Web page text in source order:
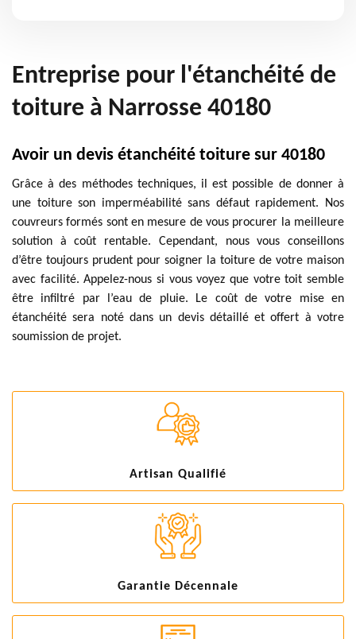
Entreprise pour l'étanchéité de
toiture à Narrosse 40180
Avoir un devis étanchéité toiture sur 40180
Grâce à des méthodes techniques, il est possible de donner à
une toiture son imperméabilité sans défaut rapidement. Nos
couvreurs formés sont en mesure de vous procurer la meilleure
solution à coût rentable. Cependant, nous vous conseillons
d’être toujours prudent pour soigner la toiture de votre maison
avec facilité. Appelez-nous si vous voyez que votre toit semble
être infiltré par l’eau de pluie. Le coût de votre mise en
étanchéité sera noté dans un devis détaillé et offert à votre
soumission de projet.
Artisan Qualifié
Garantie Décennale